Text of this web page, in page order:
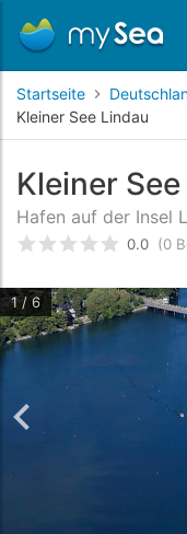
Startseite
Kleiner See Lindau
Kleiner
Hafen auf der Insel
bewertet0 /5
0.0 (0
1 / 6